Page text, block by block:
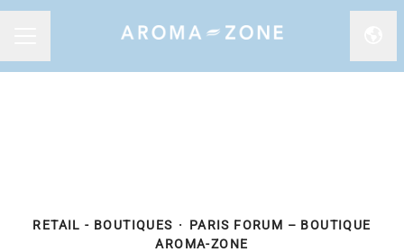
RETAIL - BOUTIQUES ·
PARIS FORUM – BOUTIQUE
AROMA-ZONE